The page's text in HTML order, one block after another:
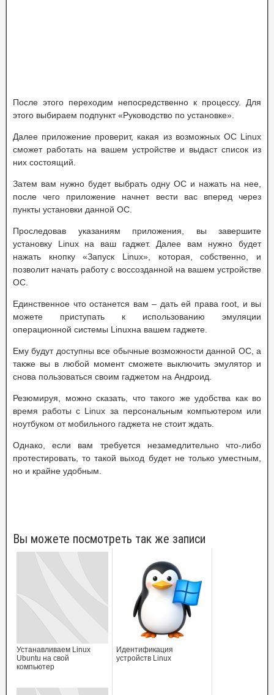
После этого переходим непосредственно к процессу. Для
этого выбираем подпункт «Руководство по установке».
Далее приложение проверит, какая из возможных ОС Linux
сможет работать на вашем устройстве и выдаст список из
них состоящий.
Затем вам нужно будет выбрать одну ОС и нажать на нее,
после чего приложение начнет вести вас вперед через
пункты установки данной ОС.
Проследовав указаниям приложения, вы завершите
установку Linux на ваш гаджет. Далее вам нужно будет
нажать кнопку «Запуск Linux», которая, собственно, и
позволит начать работу с воссозданной на вашем устройстве
ОС.
Единственное что останется вам – дать ей права root, и вы
можете приступать к использованию эмуляции
операционной системы Linuxна вашем гаджете.
Ему будут доступны все обычные возможности данной ОС, а
также вы в любой момент сможете выключить эмулятор и
снова пользоваться своим гаджетом на Андроид.
Резюмируя, можно сказать, что такого же удобства как во
время работы с Linux за персональным компьютером или
ноутбуком от мобильного гаджета не стоит ждать.
Однако, если вам требуется незамедлительно что-либо
протестировать, то такой выход будет не только уместным,
но и крайне удобным.
Вы можете посмотреть так же записи
Устанавливаем Linux
Ubuntu на свой
компьютер
Идентификация
устройств Linux